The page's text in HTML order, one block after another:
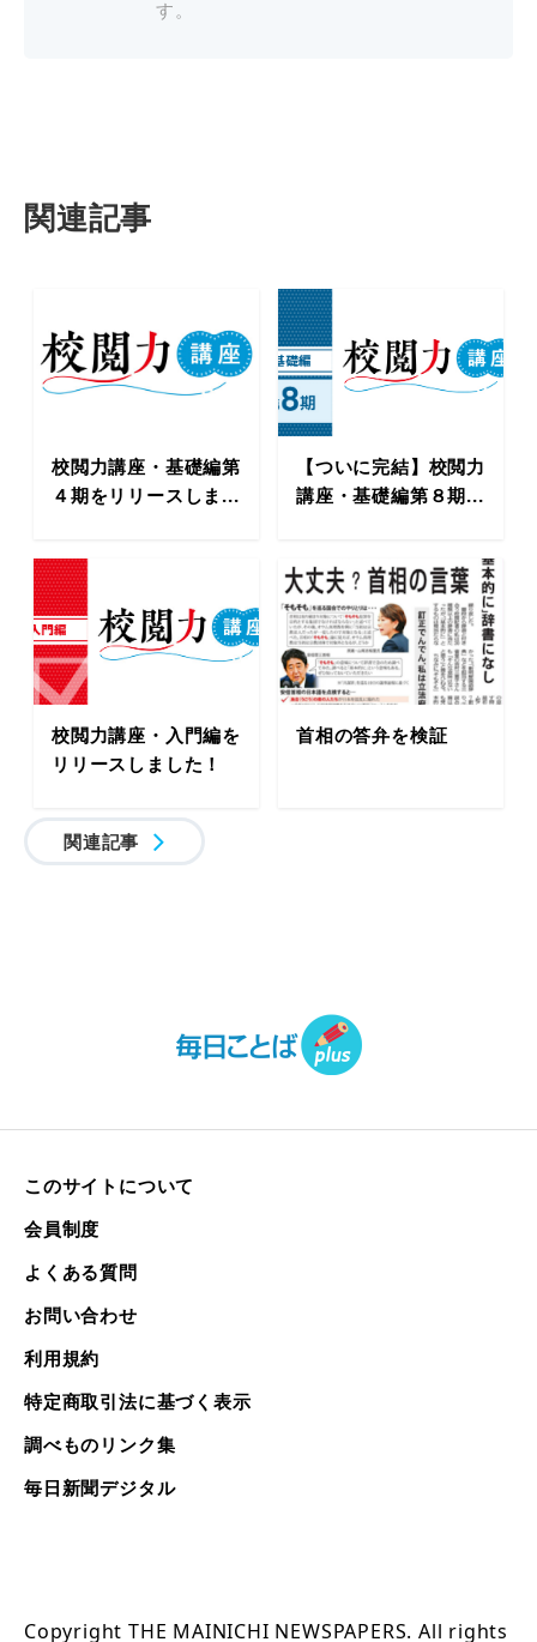
す。
関連記事
校閲力講座・基礎編第
４期をリリースしま...
【ついに完結】校閲力
講座・基礎編第８期...
校閲力講座・入門編を
リリースしました！
首相の答弁を検証
関連記事
このサイトについて
会員制度
よくある質問
お問い合わせ
利用規約
特定商取引法に基づく表示
調べものリンク集
毎日新聞デジタル
Copyright THE MAINICHI NEWSPAPERS. All rights